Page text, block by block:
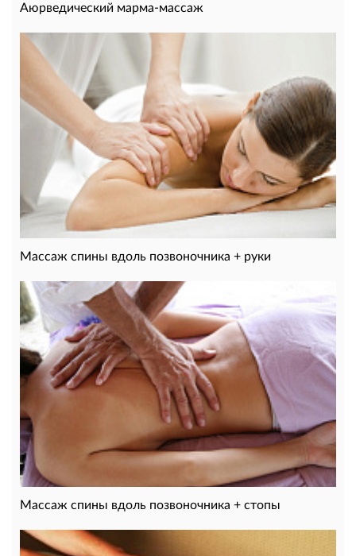
Аюрведический марма-массаж
Массаж спины вдоль позвоночника + руки
Массаж спины вдоль позвоночника + стопы